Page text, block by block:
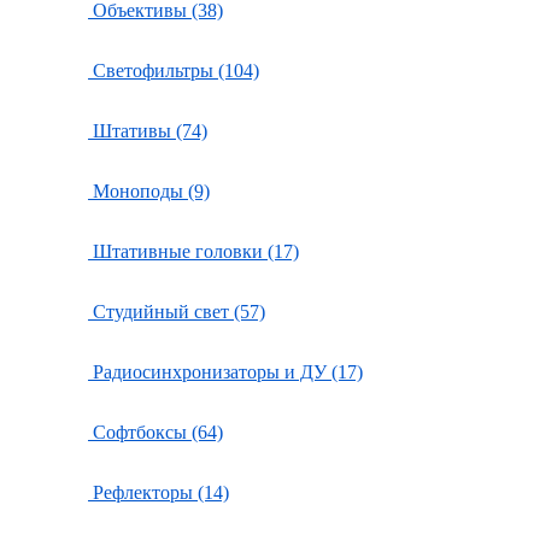
Объективы (38)
Светофильтры (104)
Штативы (74)
Моноподы (9)
Штативные головки (17)
Студийный свет (57)
Радиосинхронизаторы и ДУ (17)
Софтбоксы (64)
Рефлекторы (14)